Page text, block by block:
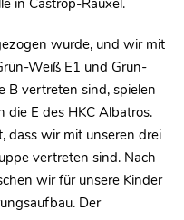
wurde, und wir mit
Weiß E1 und Grün-
B vertreten sind, spielen
E des HKC Albatros.
dass wir mit unseren drei
vertreten sind. Nach
wir für unsere Kinder
Der